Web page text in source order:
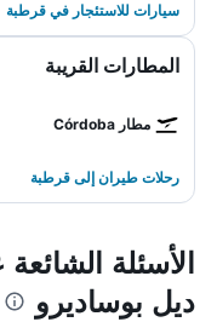
سيارات للاستئجار في قرطبة
المطارات القريبة
مطار Córdoba
رحلات طيران إلى قرطبة
الأسئلة
ديل بوساديرو